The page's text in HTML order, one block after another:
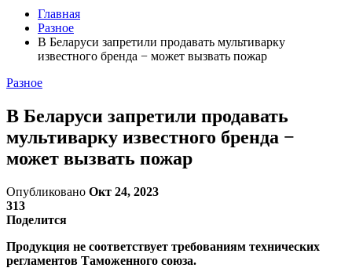
Главная
Разное
В Беларуси запретили продавать мультиварку
известного бренда − может вызвать пожар
Разное
В Беларуси запретили продавать
мультиварку известного бренда −
может вызвать пожар
Опубликовано Окт 24, 2023
313
Поделится
Продукция не соответствует требованиям технических
регламентов Таможенного союза.